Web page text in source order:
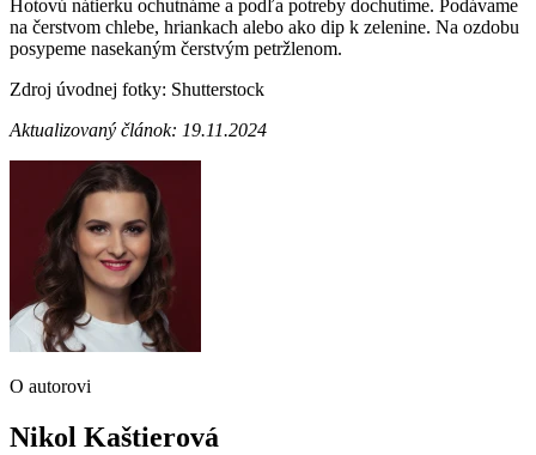
Hotovú nátierku ochutnáme a podľa potreby dochutíme. Podávame
na čerstvom chlebe, hriankach alebo ako dip k zelenine. Na ozdobu
posypeme nasekaným čerstvým petržlenom.
Zdroj úvodnej fotky: Shutterstock
Aktualizovaný článok: 19.11.2024
O autorovi
Nikol Kaštierová